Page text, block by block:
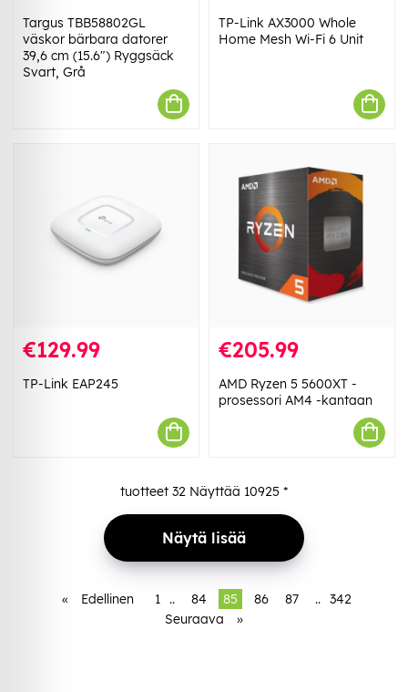
Targus TBB58802GL
väskor bärbara datorer
39,6 cm (15.6") Ryggsäck
Svart, Grå
TP-Link AX3000 Whole
Home Mesh Wi-Fi 6 Unit
€129.99
TP-Link EAP245
€205.99
AMD Ryzen 5 5600XT -
prosessori AM4 -kantaan
tuotteet 32 Näyttää 10925 *
Näytä lisää
« Edellinen 1 .. 84 85 86 87 .. 342
Seuraava
»